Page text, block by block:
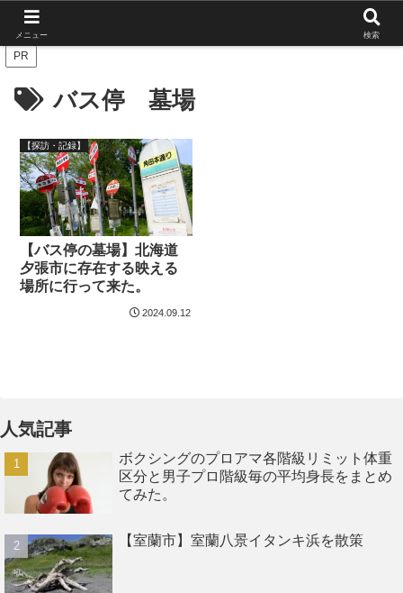
PR
バス停 墓場
【探訪・記録】
【バス停の墓場】北海道
夕張市に存在する映える
場所に行って来た。
2024.09.12
人気記事
ボクシングのプロアマ各階級リミット体重
区分と男子プロ階級毎の平均身長をまとめ
てみた。
【室蘭市】室蘭八景イタンキ浜を散策
メニュー 検索